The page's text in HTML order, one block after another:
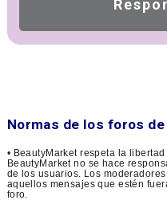
Normas de los foros
• BeautyMarket respeta la
BeautyMarket no se hace
de los usuarios. Los
aquellos mensajes que estén
foro.